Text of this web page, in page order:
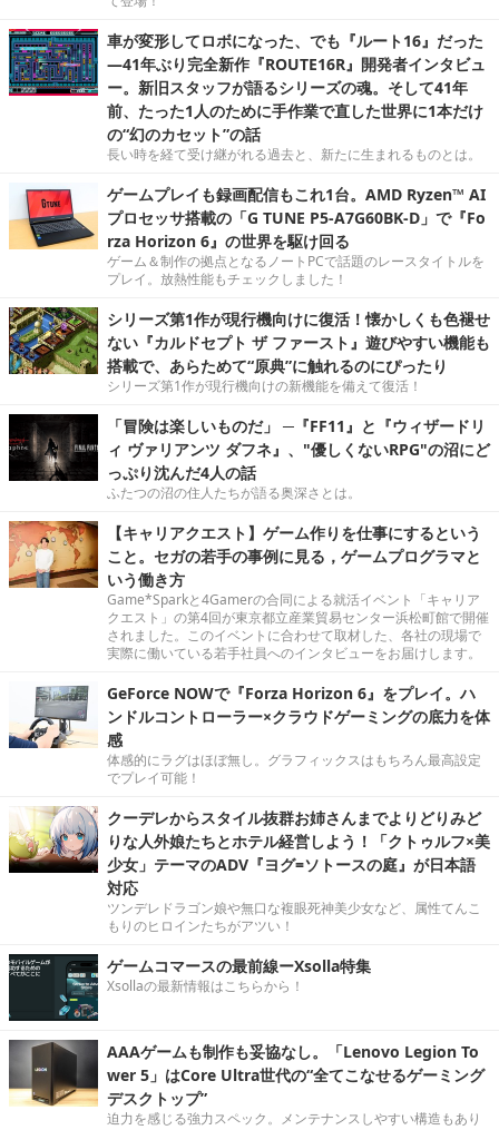
車が変形してロボになった、でも『ルート16』だった
―41年ぶり完全新作『ROUTE16R』開発者インタビュ
ー。新旧スタッフが語るシリーズの魂。そして41年
前、たった1人のために手作業で直した世界に1本だけ
の“幻のカセット”の話
長い時を経て受け継がれる過去と、新たに生まれるものとは。
ゲームプレイも録画配信もこれ1台。AMD Ryzen™ AI
プロセッサ搭載の「G TUNE P5-A7G60BK-D」で『Fo
rza Horizon 6』の世界を駆け回る
ゲーム＆制作の拠点となるノートPCで話題のレースタイトルを
プレイ。放熱性能もチェックしました！
シリーズ第1作が現行機向けに復活！懐かしくも色褪せ
ない『カルドセプト ザ ファースト』遊びやすい機能も
搭載で、あらためて“原典”に触れるのにぴったり
シリーズ第1作が現行機向けの新機能を備えて復活！
「冒険は楽しいものだ」 ─『FF11』と『ウィザードリ
ィ ヴァリアンツ ダフネ』、"優しくないRPG"の沼にど
っぷり沈んだ4人の話
ふたつの沼の住人たちが語る奥深さとは。
【キャリアクエスト】ゲーム作りを仕事にするという
こと。セガの若手の事例に見る，ゲームプログラマと
いう働き方
Game*Sparkと4Gamerの合同による就活イベント「キャリア
クエスト」の第4回が東京都立産業貿易センター浜松町館で開催
されました。このイベントに合わせて取材した、各社の現場で
実際に働いている若手社員へのインタビューをお届けします。
GeForce NOWで『Forza Horizon 6』をプレイ。ハ
ンドルコントローラー×クラウドゲーミングの底力を体
感
体感的にラグはほぼ無し。グラフィックスはもちろん最高設定
でプレイ可能！
クーデレからスタイル抜群お姉さんまでよりどりみど
りな人外娘たちとホテル経営しよう！「クトゥルフ×美
少女」テーマのADV『ヨグ=ソトースの庭』が日本語
対応
ツンデレドラゴン娘や無口な複眼死神美少女など、属性てんこ
もりのヒロインたちがアツい！
ゲームコマースの最前線ーXsolla特集
Xsollaの最新情報はこちらから！
AAAゲームも制作も妥協なし。「Lenovo Legion To
wer 5」はCore Ultra世代の“全てこなせるゲーミング
デスクトップ”
迫力を感じる強力スペック。メンテナンスしやすい構造もあり